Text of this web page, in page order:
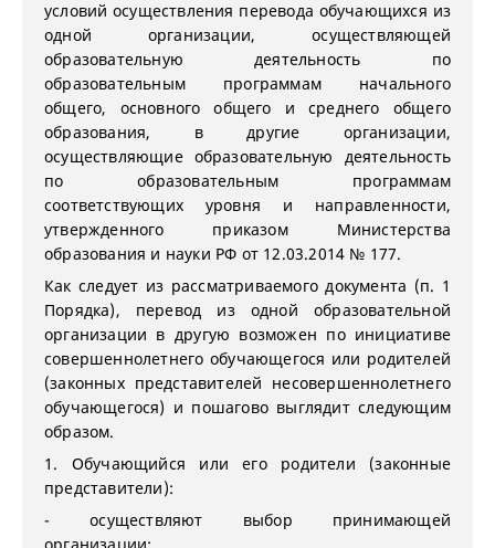
условий осуществления перевода обучающихся из
одной организации, осуществляющей
образовательную деятельность по
образовательным программам начального
общего, основного общего и среднего общего
образования, в другие организации,
осуществляющие образовательную деятельность
по образовательным программам
соответствующих уровня и направленности,
утвержденного приказом Министерства
образования и науки РФ от 12.03.2014 № 177.
Как следует из рассматриваемого документа (п. 1
Порядка), перевод из одной образовательной
организации в другую возможен по инициативе
совершеннолетнего обучающегося или родителей
(законных представителей несовершеннолетнего
обучающегося) и пошагово выглядит следующим
образом.
1. Обучающийся или его родители (законные
представители):
- осуществляют выбор принимающей